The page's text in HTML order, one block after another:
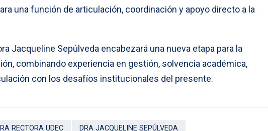
una función de articulación, coordinación y apoyo directo a la
Jacqueline Sepúlveda encabezará una nueva etapa para la
combinando experiencia en gestión, solvencia académica,
con los desafíos institucionales del presente.
RECTORA UDEC DRA JACQUELINE SEPÚLVEDA